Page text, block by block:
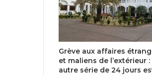
Grève aux affaires
et maliens de l’extérieur :
autre série de 24 jours